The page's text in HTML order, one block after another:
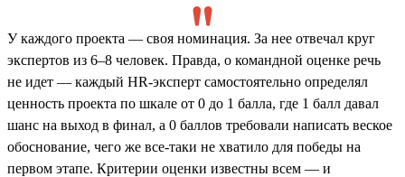
У каждого проекта — своя номинация. За нее отвечал круг
экспертов из 6–8 человек. Правда, о командной оценке речь
не идет — каждый HR-эксперт самостоятельно определял
ценность проекта по шкале от 0 до 1 балла, где 1 балл давал
шанс на выход в финал, а 0 баллов требовали написать веское
обоснование, чего же все-таки не хватило для победы на
первом этапе. Критерии оценки известны всем — и